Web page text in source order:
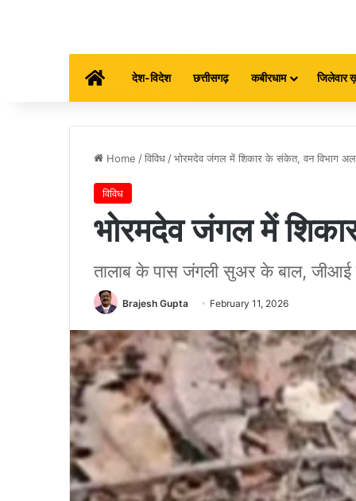
होम देश-विदेश छत्तीसगढ़ कबीरधाम जिलेवार
Home /विविध /भोरमदेव जंगल में शिकार के संकेत, वन विभाग
विविध
भोरमदेव जंगल में
तालाब के पास जंगली सुअर के बाल, जीआई
Brajesh Gupta February 11, 2026